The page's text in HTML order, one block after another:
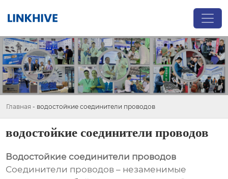
Главная - водостойкие соединители проводов
водостойкие соединители проводов
Водостойкие соединители проводов
Соединители проводов – незаменимые